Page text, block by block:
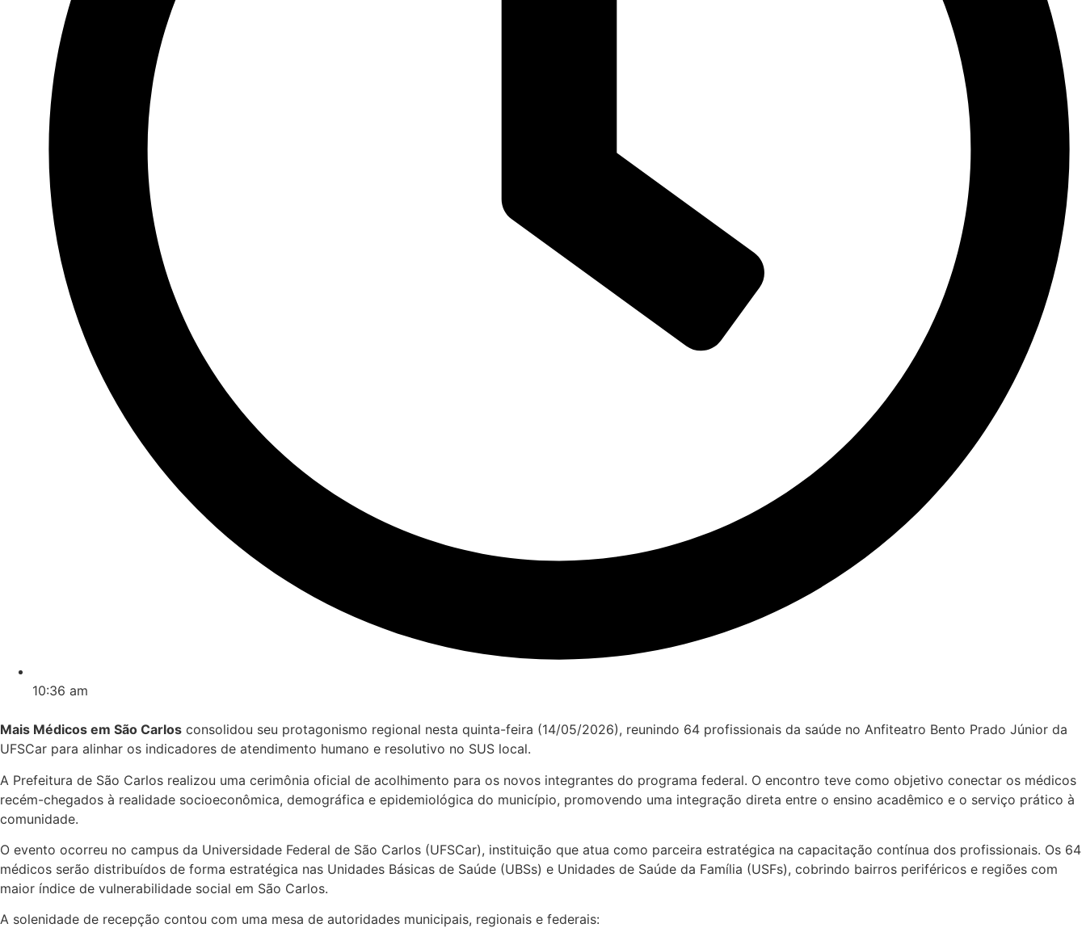
10:36 am
Mais Médicos em São Carlos consolidou seu protagonismo regional nesta quinta-feira (14/05/2026), reunindo 64 profissionais da saúde no Anfiteatro Bento Prado Júnior da
UFSCar para alinhar os indicadores de atendimento humano e resolutivo no SUS local.
A Prefeitura de São Carlos realizou uma cerimônia oficial de acolhimento para os novos integrantes do programa federal. O encontro teve como objetivo conectar os médicos
recém-chegados à realidade socioeconômica, demográfica e epidemiológica do município, promovendo uma integração direta entre o ensino acadêmico e o serviço prático à
comunidade.
O evento ocorreu no campus da Universidade Federal de São Carlos (UFSCar), instituição que atua como parceira estratégica na capacitação contínua dos profissionais. Os 64
médicos serão distribuídos de forma estratégica nas Unidades Básicas de Saúde (UBSs) e Unidades de Saúde da Família (USFs), cobrindo bairros periféricos e regiões com
maior índice de vulnerabilidade social em São Carlos.
A solenidade de recepção contou com uma mesa de autoridades municipais, regionais e federais: